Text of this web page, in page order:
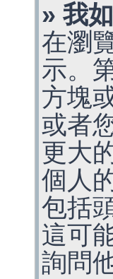
» 我
在瀏
示。
方塊
或者
更大
個人
包括
這可
詢問